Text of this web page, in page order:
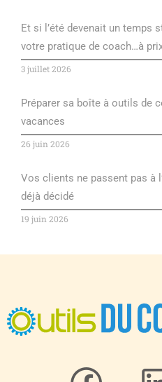
Et si l’été devenait un temps
votre pratique de coach…à
3 juillet 2026
Préparer sa boîte à outils de
vacances
26 juin 2026
Vos clients ne passent pas à
déjà décidé
19 juin 2026